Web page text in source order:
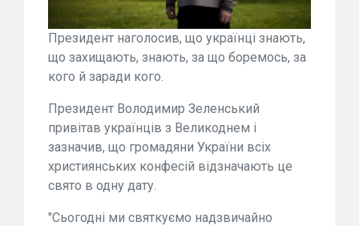
Президент наголосив, що українці знають,
що захищають, знають, за що боремось, за
кого й заради кого.
Президент Володимир Зеленський
привітав українців з Великоднем і
зазначив, що громадяни України всіх
християнських конфесій відзначають це
свято в одну дату.
"Сьогодні ми святкуємо надзвичайно